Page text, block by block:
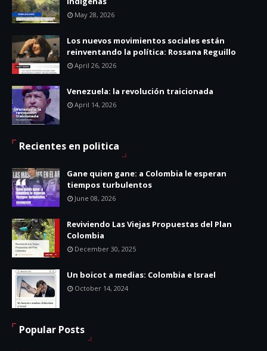
May 28, 2026
Los nuevos movimientos sociales están
reinventando la política: Rossana Reguillo
April 26, 2026
Venezuela: la revolución traicionada
April 14, 2026
Recientes en politica
Gane quien gane: a Colombia le esperan
tiempos turbulentos
June 08, 2026
Reviviendo Las Viejas Propuestas del Plan
Colombia
December 30, 2025
Un boicot a medias: Colombia e Israel
October 14, 2024
Popular Posts